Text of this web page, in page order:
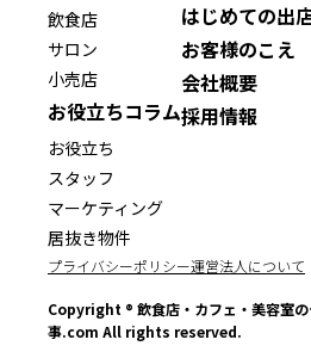
飲食店
サロン
小売店
お役立ちコラム
お役立ち
スタッフ
マーケティング
居抜き物件
はじめての出
お客様のこえ
会社概要
採用情報
プライバシーポリシー運営法人について
Copyright ® 飲食店・カフェ・美容室の
事.com All rights reserved.